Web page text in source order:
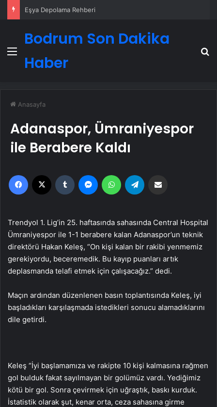
Eşya Depolama Rehberi
Menü
Bodrum Son Dakika
Haber
Anasayfa
Adanaspor, Ümraniyespor
ile Berabere Kaldı
Facebook Tumblr MessengerWhatsApp
Trendyol 1. Lig’in 25. haftasında sahasında Central Hospital
Ümraniyespor ile 1-1 berabere kalan Adanaspor’un teknik
direktörü Hakan Keleş, “On kişi kalan bir rakibi yenmemiz
gerekiyordu, beceremedik. Bu kayıp puanları artık
deplasmanda telafi etmek için çalışacağız.” dedi.
Maçın ardından düzenlenen basın toplantısında Keleş, iyi
başladıkları karşılaşmada istedikleri sonucu alamadıklarını
dile getirdi.
Keleş “İyi başlamamıza ve rakipte 10 kişi kalmasına rağmen
gol bulduk fakat sayılmayan bir golümüz vardı. Yediğimiz
kötü bir gol. Sonra çevirmek için uğraştık, baskı kurduk.
İstatistik olarak şut, kenar orta, ceza sahasına girme